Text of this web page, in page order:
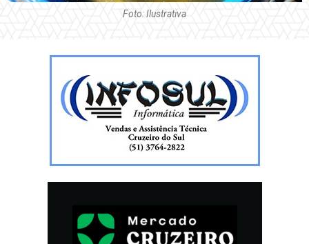
Foto: Ilustrativa